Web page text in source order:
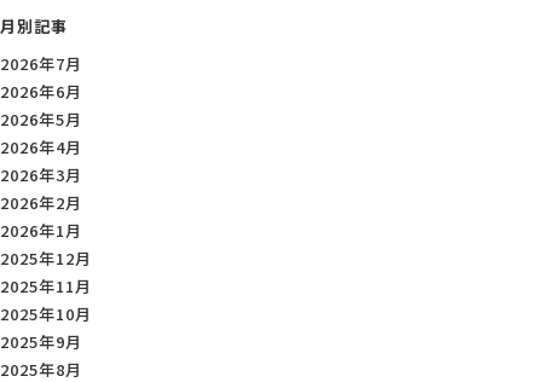
月別記事
2026年7月
2026年6月
2026年5月
2026年4月
2026年3月
2026年2月
2026年1月
2025年12月
2025年11月
2025年10月
2025年9月
2025年8月